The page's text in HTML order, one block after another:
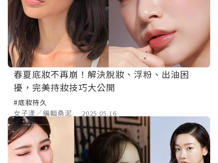
春夏底妝不再崩！解決脫妝、浮粉、出油困
擾，完美持妝技巧大公開
#底妝持久
女子漾／編輯桑泥
2025.05.16